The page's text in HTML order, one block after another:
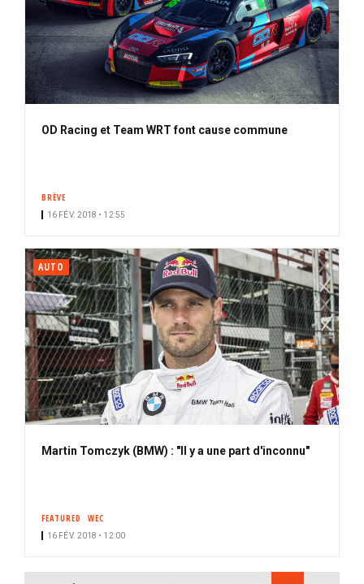
OD Racing et Team WRT font cause commune
BRÈVE
16 FÉV. 2018 • 12:55
AUTO
Martin Tomczyk (BMW) : "Il y a une part d'inconnu"
FEATURED WEC
16 FÉV. 2018 • 12:00